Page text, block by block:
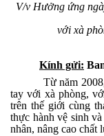
V/v Hưởng ứng
với xà
Kính gửi:
Từ năm
tay với xà phòng,
trên thế giới cùng
thực hành vệ sinh
nhân, nâng cao chất